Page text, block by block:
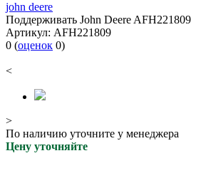
john deere
Поддерживать John Deere AFH221809
Артикул: AFH221809
0 (оценок 0)
<
>
По наличию уточните у менеджера
Цену уточняйте